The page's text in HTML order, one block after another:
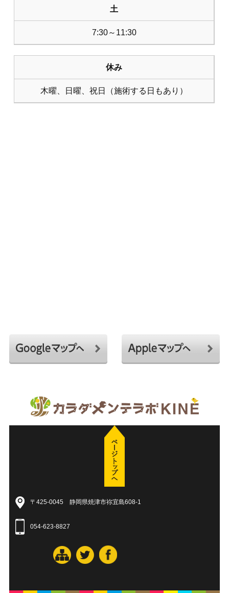
土
7:30～11:30
休み
木曜、日曜、祝日（施術する日もあり）
〒425-0045 静岡県焼津市祢宜島608-1
054-623-8827